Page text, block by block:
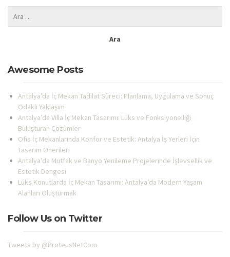
Awesome Posts
Antalya’da İç Mekan Tadilat Süreci: Planlama, Uygulama ve Sonuç
Odaklı Yaklaşım
Antalya’da Villa İç Mekan Tasarımı: Lüks ve Fonksiyonelliği
Buluşturan Çözümler
Ofis İç Mekanlarında Konfor ve Estetik: Antalya İş Yerleri İçin
Tasarım Önerileri
Antalya’da Mutfak ve Banyo Yenileme Projelerinde İşlevsellik ve
Estetik Dengesi
Lüks Konutlarda İç Mekan Tasarımı: Antalya’da Modern Yaşam
Alanları Oluşturmak
Follow Us on Twitter
Tweets by @ProteusNetCom